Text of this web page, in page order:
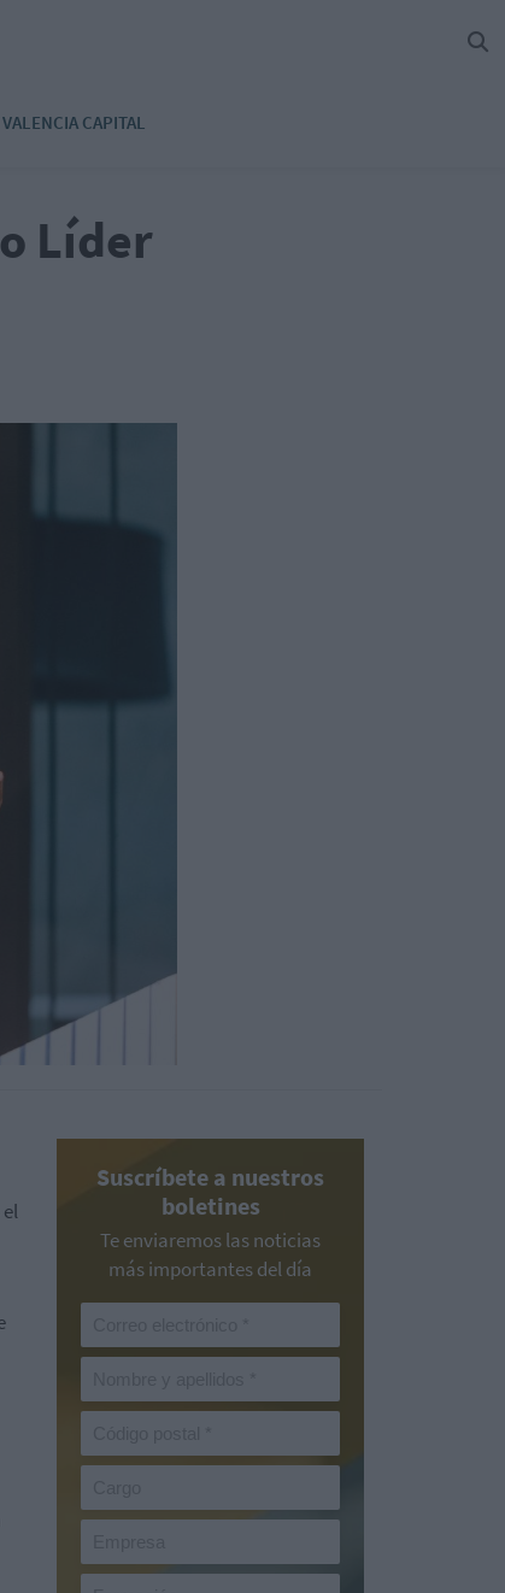
VALENCIA CAPITAL
Líder
Suscríbete a nuestros
boletines
Te enviaremos las noticias
más importantes del día